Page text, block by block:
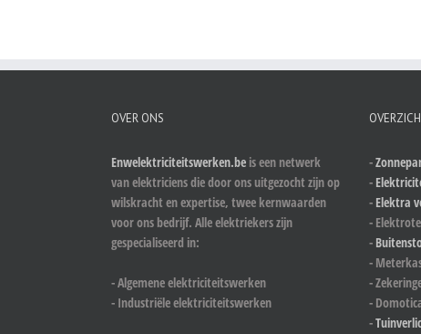
OVER ONS
Enwelektriciteitswerken.be is een netwerk
van elektriciens die door ons uitgezocht zijn op
wilskracht en expertise, twee kernwaarden
voor ons bedrijf. Alle elektriekers zijn
gespecialiseerd in:
- Algemene elektriciteitswerken
- Industriële elektriciteitswerken
-
-
- Elektra
-
-
-
-
-
-